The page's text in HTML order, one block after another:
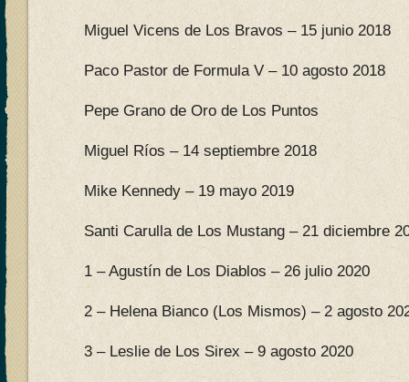
Miguel Vicens de Los Bravos – 15 junio 2018
Paco Pastor de Formula V – 10 agosto 2018
Pepe Grano de Oro de Los Puntos
Miguel Ríos – 14 septiembre 2018
Mike Kennedy – 19 mayo 2019
Santi Carulla de Los Mustang – 21 diciembre
1 – Agustín de Los Diablos – 26 julio 2020
2 – Helena Bianco (Los Mismos) – 2 agosto
3 – Leslie de Los Sirex – 9 agosto 2020